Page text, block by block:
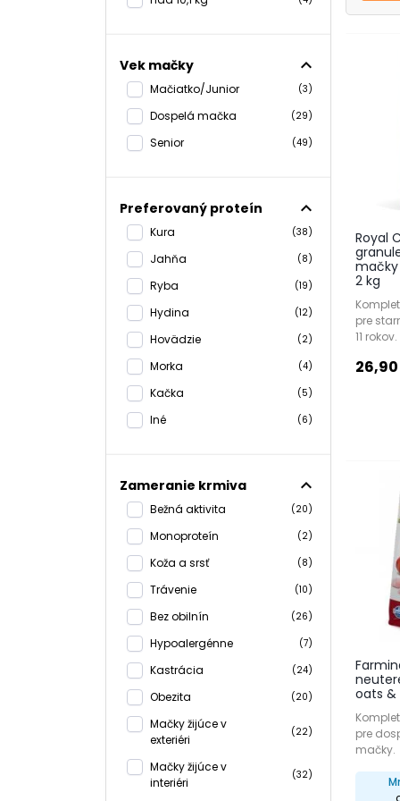
Vek mačky expand_less
Mačiatko/Junior (3)
Dospelá mačka (29)
Senior (49)
Preferovaný proteín expand_less
Kura (38)
Jahňa (8)
Ryba (19)
Hydina (12)
Hovädzie (2)
Morka (4)
Kačka (5)
Iné (6)
Zameranie krmiva expand_less
Bežná aktivita (20)
Monoproteín (2)
Koža a srsť (8)
Trávenie (10)
Bez obilnín (26)
Hypoalergénne (7)
Kastrácia (24)
Obezita (20)
Mačky žijúce v
exteriéri
(22)
Mačky žijúce v
interiéri
(32)
Ako
Pri
bude
Prvým
Krmivo
Okrem
v
Mačky
črevnú
k
Pri
ktoré
Výber
Ak si
Royal
mačky
2 kg
pre
11 rokov.
oats &
pre
mačky.